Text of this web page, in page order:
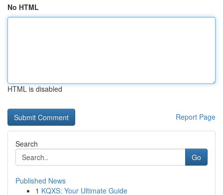
No HTML
HTML is disabled
Report Page
Search
Go
Published News
1 KQXS: Your Ultimate Guide